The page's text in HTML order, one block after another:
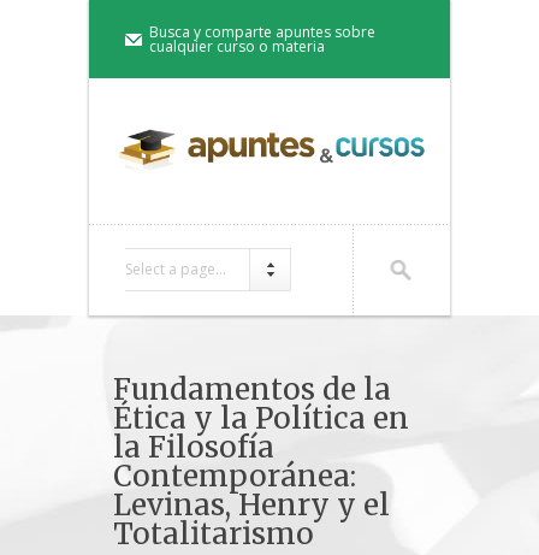
Busca y comparte apuntes sobre
cualquier curso o materia
Select a page...
Fundamentos de la
Ética y la Política en
la Filosofía
Contemporánea:
Levinas, Henry y el
Totalitarismo